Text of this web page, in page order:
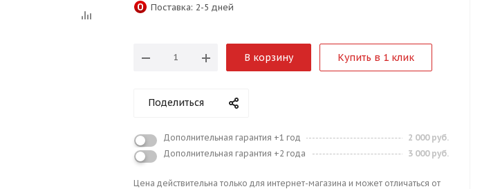
Поставка: 2-5 дней
В корзину Купить в 1 клик
Поделиться
Дополнительная гарантия +1 год
2 000 руб.
Дополнительная гарантия +2 года
3 000 руб.
Цена действительна только для интернет-магазина и может отличаться от